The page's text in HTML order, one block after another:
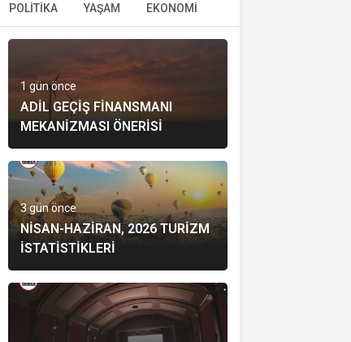
POLİTİKA YAŞAM EKONOMİ
1 gün önce
ADIL GEÇIŞ FINANSMANI
MEKANIZMASI ÖNERISI
3 gün önce
NISAN-HAZIRAN, 2026 TURIZM
İSTATISTIKLERI